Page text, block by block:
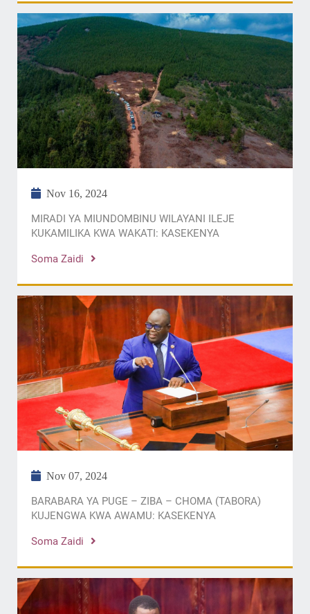
Nov 16, 2024
MIRADI YA MIUNDOMBINU WILAYANI ILEJE
KUKAMILIKA KWA WAKATI: KASEKENYA
Soma Zaidi
Nov 07, 2024
BARABARA YA PUGE – ZIBA – CHOMA (TABORA)
KUJENGWA KWA AWAMU: KASEKENYA
Soma Zaidi